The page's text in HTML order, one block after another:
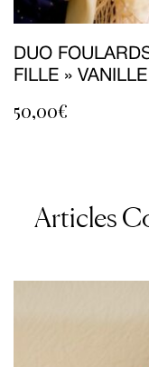
DUO
FILLE » VANILLE
50,00€
Articles